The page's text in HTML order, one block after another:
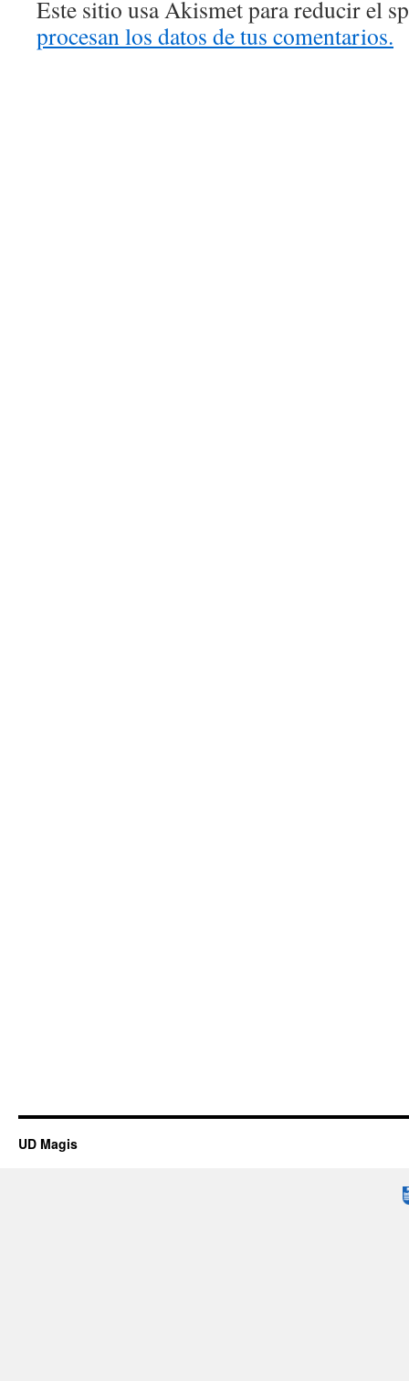
Este sitio usa Akismet para reducir el
procesan los datos de tus comentarios.
UD Magis